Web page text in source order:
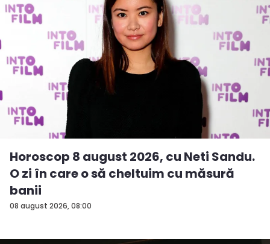
08 august 2026, 08:00
Horoscop 8 august 2026, cu Neti Sandu.
O zi în care o să cheltuim cu măsură
banii